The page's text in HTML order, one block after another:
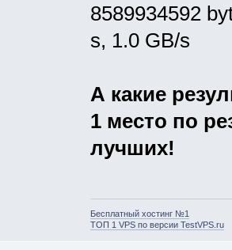
8589934592
s, 1.0 GB/s
А какие
1 место по
лучших!
Бесплатный хостинг №1
ТОП 1 VPS по версии TestVPS.ru